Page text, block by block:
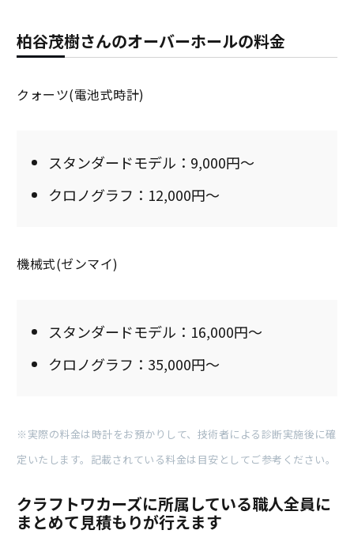
柏谷茂樹さんのオーバーホールの料金
クォーツ(電池式時計)
スタンダードモデル：9,000円～
クロノグラフ：12,000円～
機械式(ゼンマイ)
スタンダードモデル：16,000円～
クロノグラフ：35,000円～
※実際の料金は時計をお預かりして、技術者による診断実施後に確
定いたします。記載されている料金は目安としてご参考ください。
クラフトワカーズに所属している職人全員に
まとめて見積もりが行えます